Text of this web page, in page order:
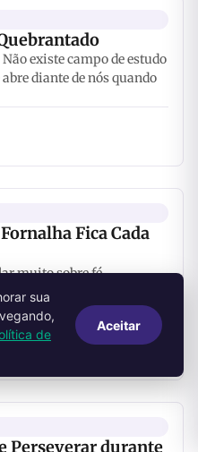
existe campo de estudo
diante de nós quando
Fica Cada
muito sobre fé
fé o bastante,
Nunca…
Perseverar durante
sua
de
Aceitar